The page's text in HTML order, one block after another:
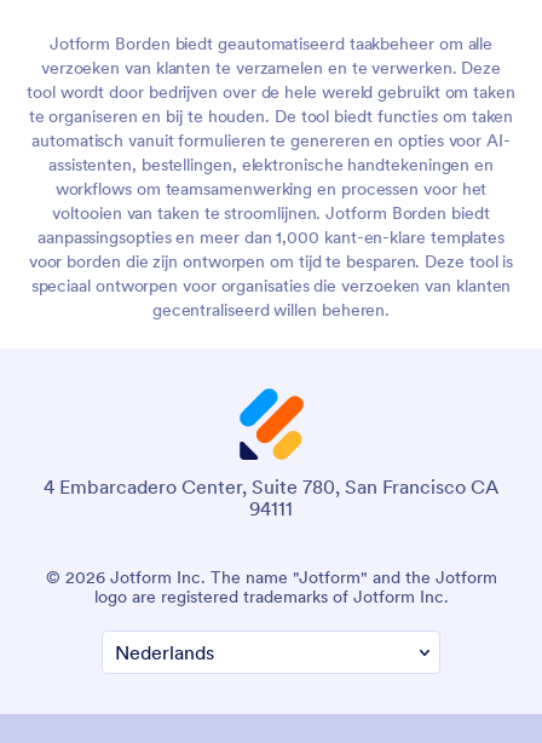
Jotform Borden biedt geautomatiseerd taakbeheer om alle
verzoeken van klanten te verzamelen en te verwerken. Deze
tool wordt door bedrijven over de hele wereld gebruikt om taken
te organiseren en bij te houden. De tool biedt functies om taken
automatisch vanuit formulieren te genereren en opties voor AI-
assistenten, bestellingen, elektronische handtekeningen en
workflows om teamsamenwerking en processen voor het
voltooien van taken te stroomlijnen. Jotform Borden biedt
aanpassingsopties en meer dan 1,000 kant-en-klare templates
voor borden die zijn ontworpen om tijd te besparen. Deze tool is
speciaal ontworpen voor organisaties die verzoeken van klanten
gecentraliseerd willen beheren.
4 Embarcadero Center, Suite 780, San Francisco CA
94111
© 2026 Jotform Inc. The name "Jotform" and the Jotform
logo are registered trademarks of Jotform Inc.